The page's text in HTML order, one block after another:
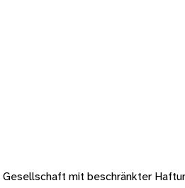
Gesellschaft mit beschränkter